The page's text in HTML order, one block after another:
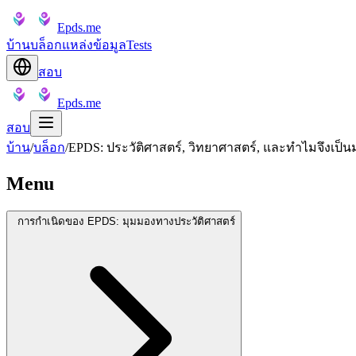
Epds.me
บ้านบล็อกแหล่งข้อมูลTests
สอบ
Epds.me
สอบ
บ้าน/บล็อก/EPDS: ประวัติศาสตร์, วิทยาศาสตร์, และทำไมจึงเป็
Menu
การกำเนิดของ EPDS: มุมมองทางประวัติศาสตร์